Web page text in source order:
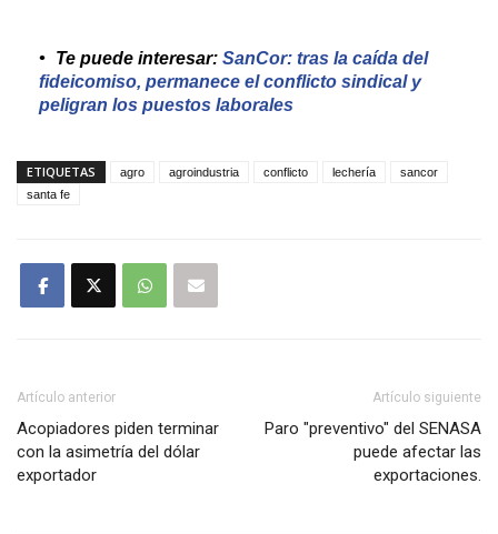
Te puede interesar: SanCor: tras la caída del
fideicomiso, permanece el conflicto sindical y
peligran los puestos laborales
ETIQUETAS agro agroindustria conflicto lechería
sancor
santa fe
Artículo anterior
Acopiadores piden terminar
con la asimetría del dólar
exportador
Artículo siguiente
Paro "preventivo" del SENASA
puede afectar las
exportaciones.